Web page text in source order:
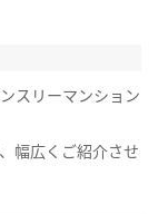
スリーマンション
幅広くご紹介させ